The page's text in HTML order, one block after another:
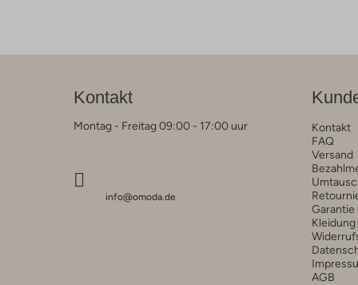
Kontakt
Montag - Freitag 09:00 - 17:00 uur
info@omoda.de
Kontakt
FAQ
Versand
Garantie
AGB